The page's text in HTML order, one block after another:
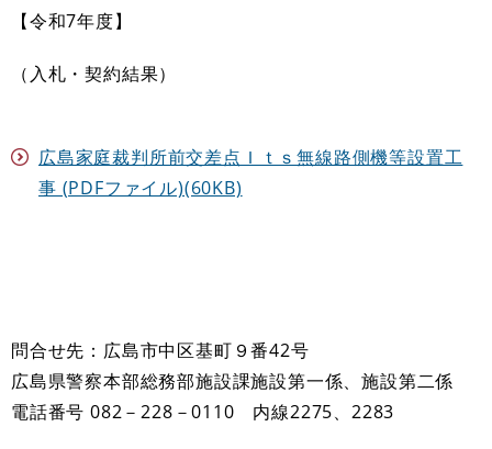
【令和7年度】
（入札・契約結果）
広島家庭裁判所前交差点Ｉｔｓ無線路側機等設置工
事 (PDFファイル)(60KB)
問合せ先：広島市中区基町９番42号
広島県警察本部総務部施設課施設第一係、施設第二係
電話番号 082－228－0110 内線2275、2283